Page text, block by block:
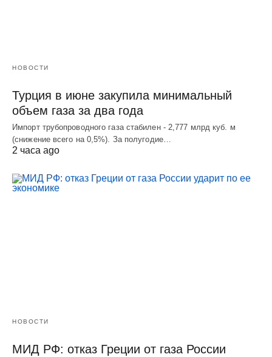
НОВОСТИ
Турция в июне закупила минимальный
объем газа за два года
Импорт трубопроводного газа стабилен - 2,777 млрд куб. м
(снижение всего на 0,5%). За полугодие…
2 часа ago
НОВОСТИ
МИД РФ: отказ Греции от газа России